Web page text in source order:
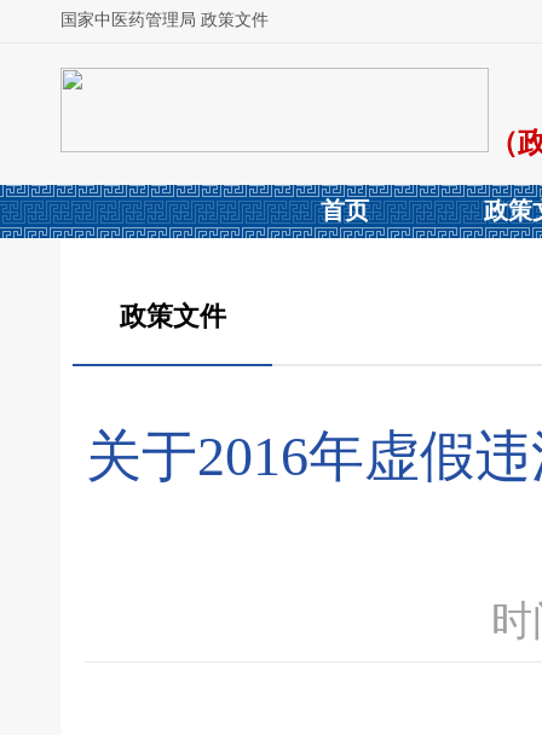
国家中医药管理局 政策文件
（
首页 政策
政策文件
关于2016年虚假